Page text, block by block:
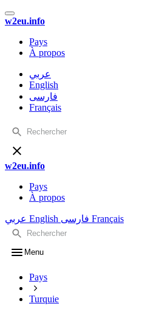
w2eu.info
Pays
À propos
عربي
English
فارسی
Français
w2eu.info
Pays
À propos
عربي English فارسی Français
Menu
Pays
Turquie